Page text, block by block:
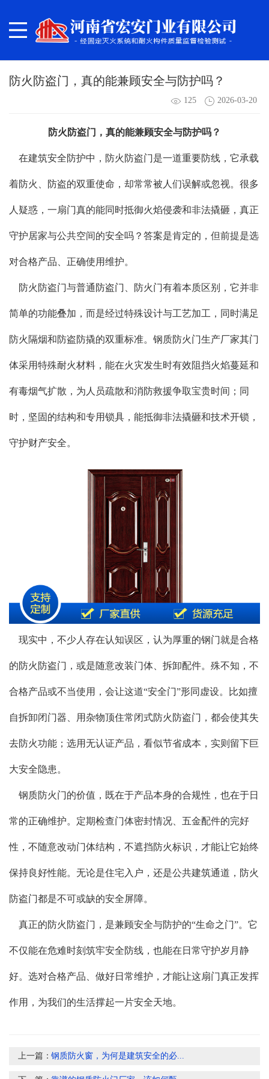
​防火防盗门，真的能兼顾安全与防护吗？
125 2026-03-20
防火防盗门，真的能兼顾安全与防护吗？
在建筑安全防护中，防火防盗门是一道重要防线，它承载
着防火、防盗的双重使命，却常常被人们误解或忽视。很多
人疑惑，一扇门真的能同时抵御火焰侵袭和非法撬砸，真正
守护居家与公共空间的安全吗？答案是肯定的，但前提是选
对合格产品、正确使用维护。
防火防盗门与普通防盗门、防火门有着本质区别，它并非
简单的功能叠加，而是经过特殊设计与工艺加工，同时满足
防火隔烟和防盗防撬的双重标准。钢质防火门生产厂家其门
体采用特殊耐火材料，能在火灾发生时有效阻挡火焰蔓延和
有毒烟气扩散，为人员疏散和消防救援争取宝贵时间；同
时，坚固的结构和专用锁具，能抵御非法撬砸和技术开锁，
守护财产安全。
现实中，不少人存在认知误区，认为厚重的钢门就是合格
的防火防盗门，或是随意改装门体、拆卸配件。殊不知，不
合格产品或不当使用，会让这道“安全门”形同虚设。比如擅
自拆卸闭门器、用杂物顶住常闭式防火防盗门，都会使其失
去防火功能；选用无认证产品，看似节省成本，实则留下巨
大安全隐患。
钢质防火门的价值，既在于产品本身的合规性，也在于日
常的正确维护。定期检查门体密封情况、五金配件的完好
性，不随意改动门体结构，不遮挡防火标识，才能让它始终
保持良好性能。无论是住宅入户，还是公共建筑通道，防火
防盗门都是不可或缺的安全屏障。
真正的防火防盗门，是兼顾安全与防护的“生命之门”。它
不仅能在危难时刻筑牢安全防线，也能在日常守护岁月静
好。选对合格产品、做好日常维护，才能让这扇门真正发挥
作用，为我们的生活撑起一片安全天地。
上一篇：​钢质防火窗，为何是建筑安全的必...